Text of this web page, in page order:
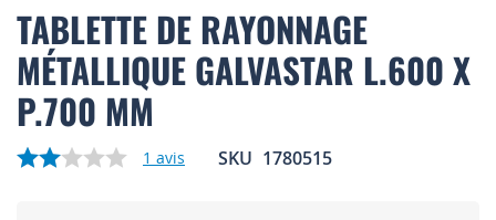
to
the
beginning
of
the
images
gallery
TABLETTE DE RAYONNAGE
MÉTALLIQUE GALVASTAR L.600 X
P.700 MM
1 avis SKU 1780515